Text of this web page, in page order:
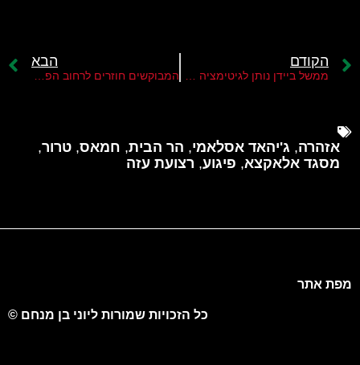
הקודם הבא
אזהרה, ג'יהאד אסלאמי, הר הבית, חמאס, טרור,
מסגד אלאקצא, פיגוע, רצועת עזה
מפת אתר
כל הזכויות שמורות ליוני בן מנחם ©